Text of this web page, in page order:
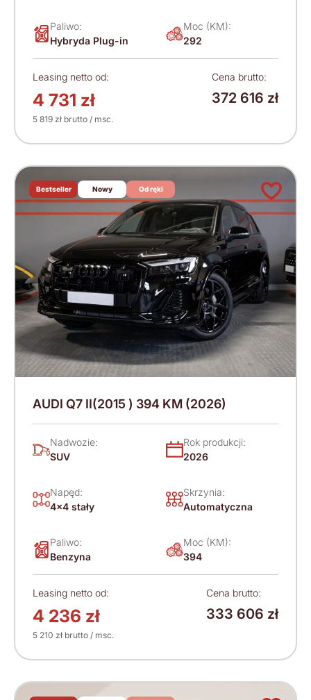
Paliwo:
Hybryda Plug-in
Moc (KM):
292
Leasing netto od:
4 731 zł
5 819 zł brutto / msc.
Cena brutto:
372 616 zł
Bestseller Nowy Od ręki
AUDI Q7 II(2015 ) 394 KM (2026)
Nadwozie:
SUV
Rok produkcji:
2026
Napęd:
4x4 stały
Skrzynia:
Automatyczna
Paliwo:
Benzyna
Moc (KM):
394
Leasing netto od:
4 236 zł
5 210 zł brutto / msc.
Cena brutto:
333 606 zł